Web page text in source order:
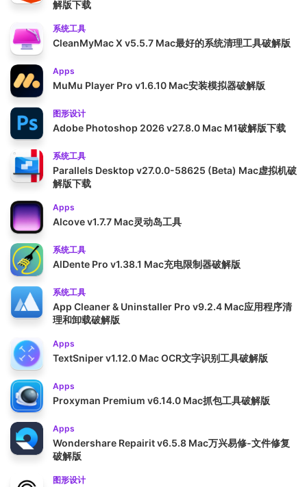
解版下载
系统工具
CleanMyMac X v5.5.7 Mac最好的系统清理工具破解版
Apps
MuMu Player Pro v1.6.10 Mac安装模拟器破解版
图形设计
Adobe Photoshop 2026 v27.8.0 Mac M1破解版下载
系统工具
Parallels Desktop v27.0.0-58625 (Beta) Mac虚拟机破
解版下载
Apps
Alcove v1.7.7 Mac灵动岛工具
系统工具
AlDente Pro v1.38.1 Mac充电限制器破解版
系统工具
App Cleaner & Uninstaller Pro v9.2.4 Mac应用程序清
理和卸载破解版
Apps
TextSniper v1.12.0 Mac OCR文字识别工具破解版
Apps
Proxyman Premium v6.14.0 Mac抓包工具破解版
Apps
Wondershare Repairit v6.5.8 Mac万兴易修-文件修复
破解版
图形设计